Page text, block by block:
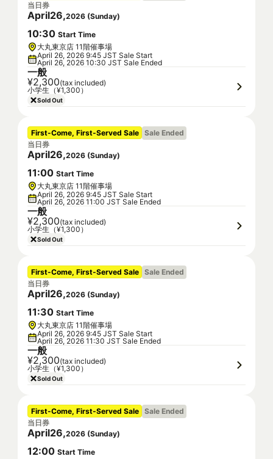
当日券
April26,2026 (Sunday)
10:30 Start Time
大丸東京店 11階催事場
April 26, 2026 9:45 JST Sale Start
April 26, 2026 10:30 JST Sale Ended
一般
¥2,300(tax included)
小学生（¥1,300）
Sold Out
First-Come, First-Served Sale Sale Ended
当日券
April26,2026 (Sunday)
11:00 Start Time
大丸東京店 11階催事場
April 26, 2026 9:45 JST Sale Start
April 26, 2026 11:00 JST Sale Ended
一般
¥2,300(tax included)
小学生（¥1,300）
Sold Out
First-Come, First-Served Sale Sale Ended
当日券
April26,2026 (Sunday)
11:30 Start Time
大丸東京店 11階催事場
April 26, 2026 9:45 JST Sale Start
April 26, 2026 11:30 JST Sale Ended
一般
¥2,300(tax included)
小学生（¥1,300）
Sold Out
First-Come, First-Served Sale Sale Ended
当日券
April26,2026 (Sunday)
12:00 Start Time